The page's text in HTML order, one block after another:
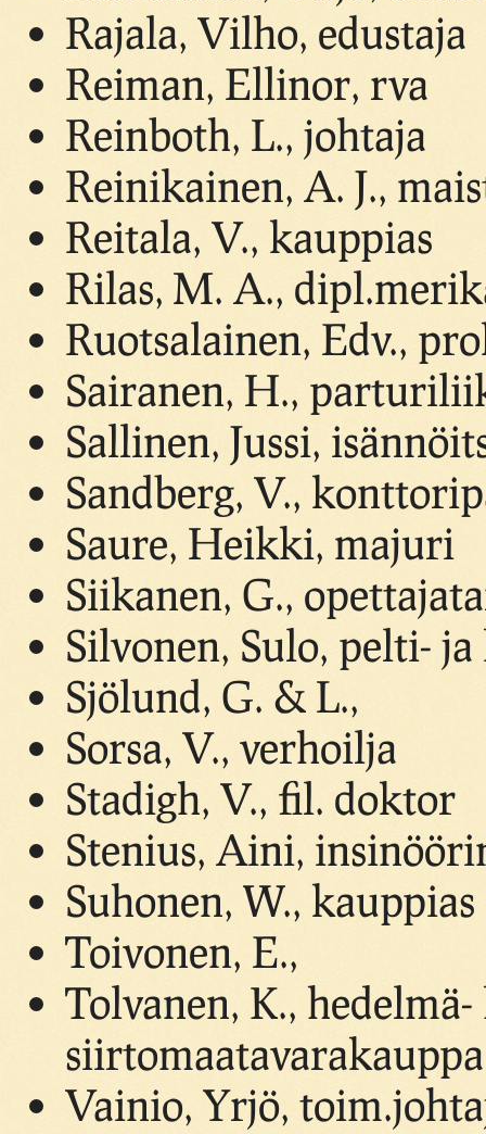
Rajala, Vilho, edustaja
Reiman, Ellinor, rva
Reinboth, L., johtaja
Reinikainen, A. J.,
Reitala, V., kauppias
Rilas, M. A.,
Ruotsalainen, Edv.,
Sairanen, H.,
Sallinen, Jussi,
Sandberg, V.,
Saure, Heikki, majuri
Siikanen, G.,
Silvonen, Sulo, pelti-
Sjölund, G. & L.,
Sorsa, V., verhoilja
Stadigh, V., fil. doktor
Stenius, Aini,
Suhonen, W., kauppias
Toivonen, E.,
Tolvanen, K.,
siirtomaatavarakauppa
Vainio, Yrjö,